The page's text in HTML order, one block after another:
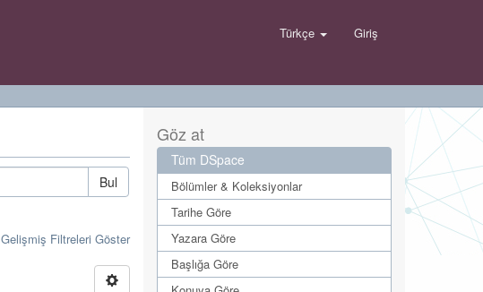
Türkçe Giriş
Bul
Gelişmiş Filtreleri Göster
Göz at
Tüm DSpace
Bölümler & Koleksiyonlar
Tarihe Göre
Yazara Göre
Başlığa Göre